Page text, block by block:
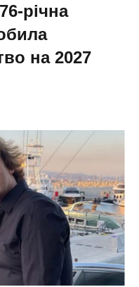
річна
на 2027